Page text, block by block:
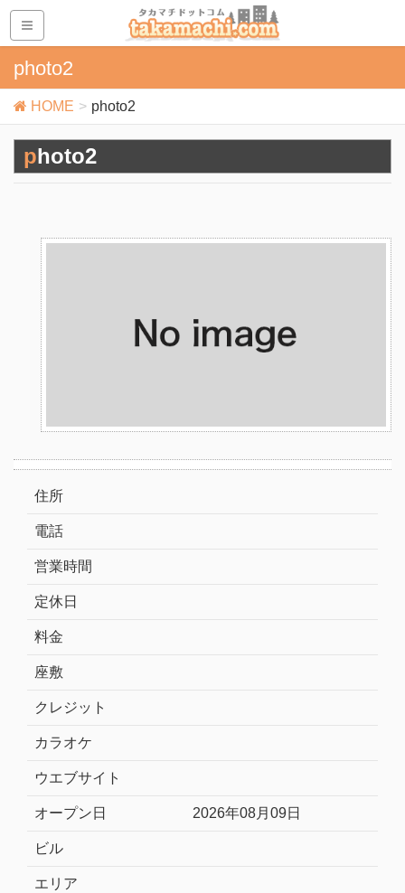
photo2
HOME photo2
photo2
住所
電話
営業時間
定休日
料金
座敷
クレジット
カラオケ
ウエブサイト
オープン日 2026年08月09日
ビル
エリア